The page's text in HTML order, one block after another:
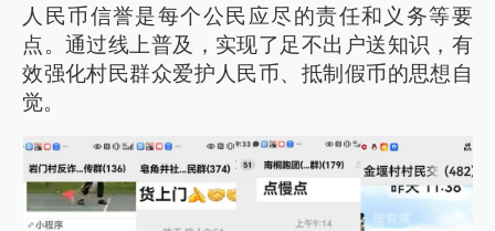
人民币信誉是每个公民应尽的责任和义务等要
点。通过线上普及，实现了足不出户送知识，有
效强化村民群众爱护人民币、抵制假币的思想自
觉。